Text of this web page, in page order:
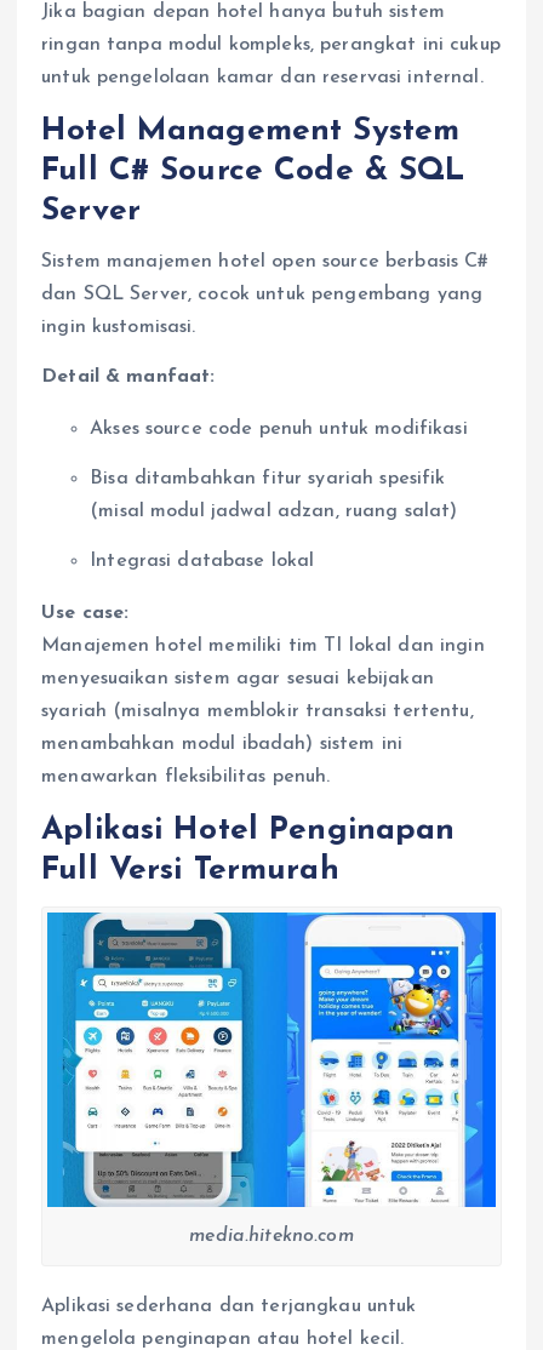
Jika bagian depan hotel hanya butuh sistem
ringan tanpa modul kompleks, perangkat ini cukup
untuk pengelolaan kamar dan reservasi internal.
Hotel Management System
Full C# Source Code & SQL
Server
Sistem manajemen hotel open source berbasis C#
dan SQL Server, cocok untuk pengembang yang
ingin kustomisasi.
Detail & manfaat:
Akses source code penuh untuk modifikasi
Bisa ditambahkan fitur syariah spesifik
(misal modul jadwal adzan, ruang salat)
Integrasi database lokal
Use case:
Manajemen hotel memiliki tim TI lokal dan ingin
menyesuaikan sistem agar sesuai kebijakan
syariah (misalnya memblokir transaksi tertentu,
menambahkan modul ibadah) sistem ini
menawarkan fleksibilitas penuh.
Aplikasi Hotel Penginapan
Full Versi Termurah
media.hitekno.com
Aplikasi sederhana dan terjangkau untuk
mengelola penginapan atau hotel kecil.